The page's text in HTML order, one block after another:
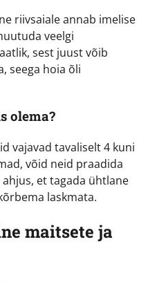
riivsaiale annab imelise
veelgi
sest juust võib
seega hoia õli
olema?
vajavad tavaliselt 4 kuni
võid neid praadida
et tagada ühtlane
laskmata.
maitsete ja